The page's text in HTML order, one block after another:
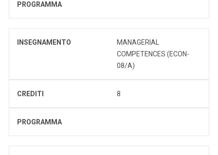
PROGRAMMA
INSEGNAMENTO
MANAGERIAL
COMPETENCES (ECON-
08/A)
CREDITI 8
PROGRAMMA